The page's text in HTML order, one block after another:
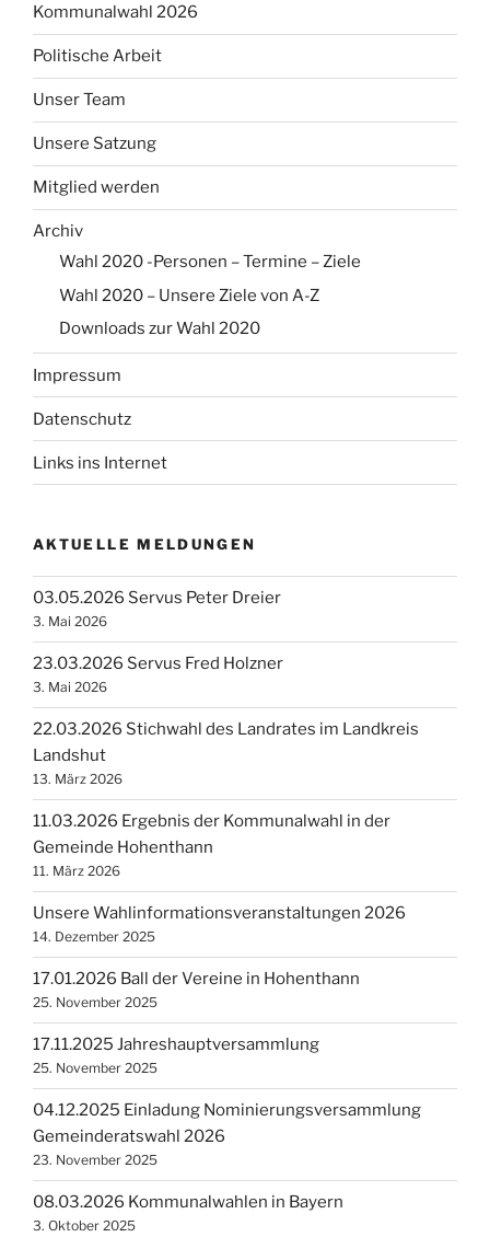
Kommunalwahl 2026
Politische Arbeit
Unser Team
Unsere Satzung
Mitglied werden
Archiv
Wahl 2020 -Personen – Termine – Ziele
Wahl 2020 – Unsere Ziele von A-Z
Downloads zur Wahl 2020
Impressum
Datenschutz
Links ins Internet
AKTUELLE MELDUNGEN
03.05.2026 Servus Peter Dreier
3. Mai 2026
23.03.2026 Servus Fred Holzner
3. Mai 2026
22.03.2026 Stichwahl des Landrates im Landkreis
Landshut
13. März 2026
11.03.2026 Ergebnis der Kommunalwahl in der
Gemeinde Hohenthann
11. März 2026
Unsere Wahlinformationsveranstaltungen 2026
14. Dezember 2025
17.01.2026 Ball der Vereine in Hohenthann
25. November 2025
17.11.2025 Jahreshauptversammlung
25. November 2025
04.12.2025 Einladung Nominierungsversammlung
Gemeinderatswahl 2026
23. November 2025
08.03.2026 Kommunalwahlen in Bayern
3. Oktober 2025